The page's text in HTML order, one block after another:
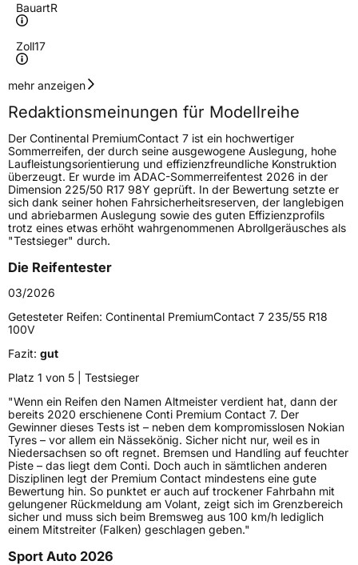
BauartR
Zoll17
Geschwindigkeitsindex
Höchstgeschwindigkeit
300 km/h
Lastindex88
Höchstlast560 kg
Gewicht (in kg) 8,513 kg
Generelle Merkmale
FahrzeugtypPKW
Verwendung
ModellnamePremiumContact 7
Fahrzeugart
Weitere Eigenschaften
SchlauchtypTL
ZustandNeureifen
VerstärktXL
mehr anzeigen
Redaktionsmeinungen für Modellreihe
Der Continental PremiumContact 7 ist ein hochwertiger
Sommerreifen, der durch seine ausgewogene Auslegung, hohe
Laufleistungsorientierung und effizienzfreundliche Konstruktion
überzeugt. Er wurde im ADAC-Sommerreifentest 2026 in der
Dimension 225/50 R17 98Y geprüft. In der Bewertung setzte er
sich dank seiner hohen Fahrsicherheitsreserven, der langlebigen
und abriebarmen Auslegung sowie des guten Effizienzprofils
trotz eines etwas erhöht wahrgenommenen Abrollgeräusches als
"Testsieger" durch.
Die Reifentester
03/2026
Getesteter Reifen: Continental PremiumContact 7 235/55 R18
100V
Fazit: gut
Platz 1 von 5 | Testsieger
"Wenn ein Reifen den Namen Altmeister verdient hat, dann der
bereits 2020 erschienene Conti Premium Contact 7. Der
Gewinner dieses Tests ist – neben dem kompromisslosen Nokian
Tyres – vor allem ein Nässekönig. Sicher nicht nur, weil es in
Niedersachsen so oft regnet. Bremsen und Handling auf feuchter
Piste – das liegt dem Conti. Doch auch in sämtlichen anderen
Disziplinen legt der Premium Contact mindestens eine gute
Bewertung hin. So punktet er auch auf trockener Fahrbahn mit
gelungener Rückmeldung am Volant, zeigt sich im Grenzbereich
sicher und muss sich beim Bremsweg aus 100 km/h lediglich
einem Mitstreiter (Falken) geschlagen geben."
Sport Auto 2026